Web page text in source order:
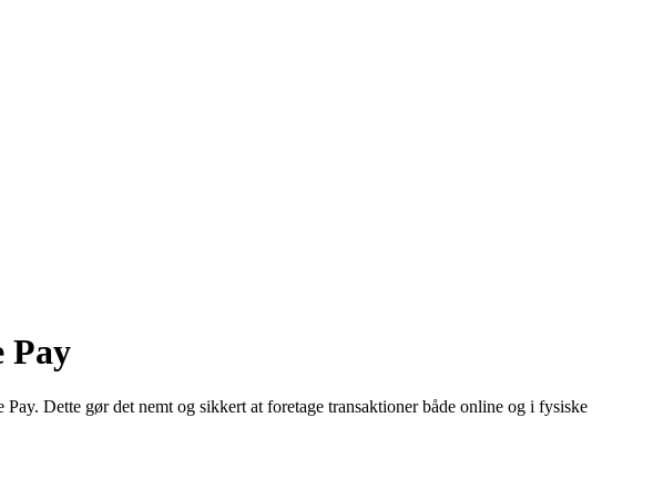
Pay
Dette gør det nemt og sikkert at foretage transaktioner både online og i fysiske